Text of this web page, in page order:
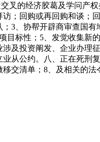
的经济胶葛及学问产
；回购或再回购和谈；
3、协帮开辟商审查国
标性；5、发觉收集新
及投资阐发、企业办理
从公约。八、正在死刑
交清单；8、及相关的